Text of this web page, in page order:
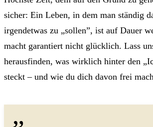
sicher: Ein Leben, in dem man ständig
irgendetwas zu „sollen”, ist auf Dauer
macht garantiert nicht glücklich. Lass
herausfinden, was wirklich hinter den
steckt – und wie du dich davon frei